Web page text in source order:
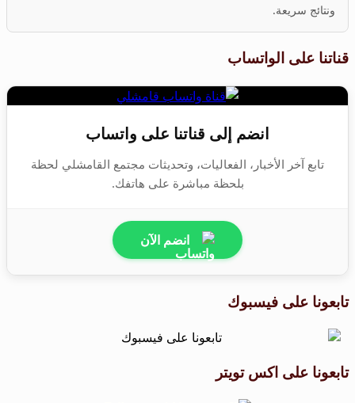
ونتائج سريعة.
قناتنا على الواتساب
انضم إلى قناتنا على واتساب
تابع آخر الأخبار، الفعاليات، وتحديثات مجتمع القامشلي لحظة
بلحظة مباشرة على هاتفك.
انضم الآن
تابعونا على فيسبوك
تابعونا على اكس تويتر